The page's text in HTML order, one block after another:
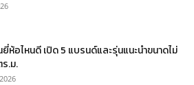
ห้อไหนดี เปิด 5 แบรนด์และรุ่นแนะนำขนาดไม่
ร.ม.